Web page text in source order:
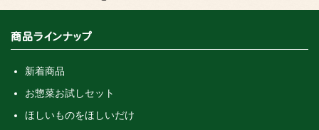
商品ラインナップ
新着商品
お惣菜お試しセット
ほしいものをほしいだけ